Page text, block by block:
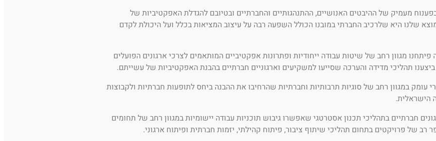
מעמיק של ההיבטים האנושיים, ההתנהגותיים והחברתיים ובטיובם להגדלת האפקטיביות של
שלנו היא שלרכיב החברתי במובנו הכולל השפעה רבה על עיצוב המציאות בכלל ועל היכולת לקדם
מגוון רחב של שיטות עבודה ייחודיות ופתרונות אפקטיביים המותאמים לצרכי ארגונים הפועלים
תהליכי מדידה והערכה שסייעו למשקיעים וארגוניים חברתיים בהבנת האפקטיביות של עשייתם.
עומק במגוון רחב של סוגיות תרבותיות וחברתיות שהרחיבו את ההבנה ביחס לתופעות חברתיות ולקבוצות
הישראלית.
חברתיים בתהליכי תכנון אסטרטגי שאפשרו גיבוש תוכניות עבודה יישומיות במגוון רחב של תחומים
רב של פרויקטים בתחום תהליכי שיתוף ציבור, פיתוח קהילתי, יזמות חברתית ופיתוח ארגוני.